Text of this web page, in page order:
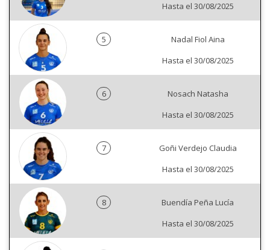
Hasta el 30/08/2025
5
Nadal Fiol Aina
Hasta el 30/08/2025
6
Nosach Natasha
Hasta el 30/08/2025
7
Goñi Verdejo Claudia
Hasta el 30/08/2025
8
Buendía Peña Lucía
Hasta el 30/08/2025